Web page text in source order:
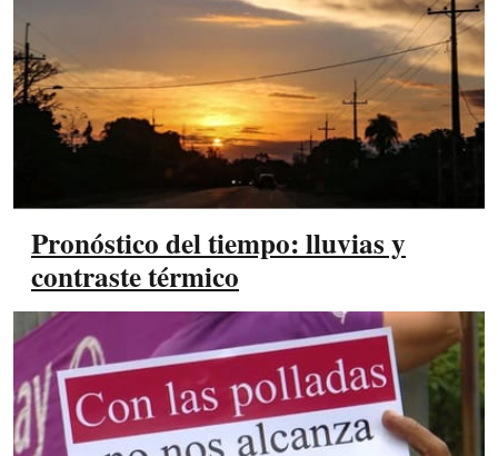
Pronóstico del tiempo: lluvias y
contraste térmico